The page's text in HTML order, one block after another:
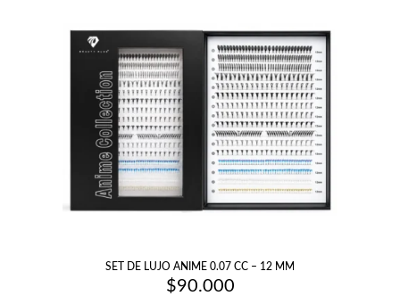
SET DE LUJO ANIME 0.07 CC – 12 MM
$90.000